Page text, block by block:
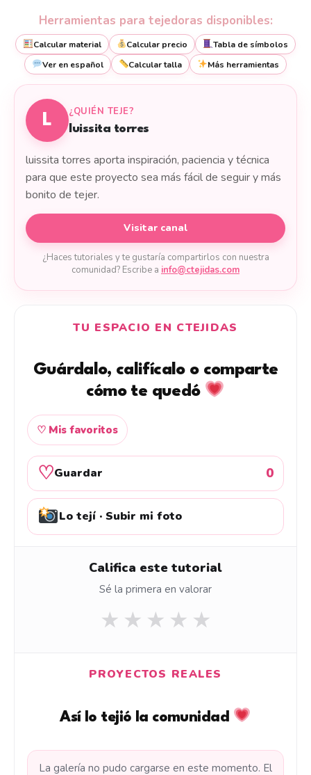
Herramientas para tejedoras disponibles:
Calcular material Calcular precio
Tabla de símbolos
Ver en español
Calcular talla Más herramientas
L
¿QUIÉN TEJE?
luissita torres
luissita torres aporta inspiración, paciencia y técnica
para que este proyecto sea más fácil de seguir y más
bonito de tejer.
Visitar canal
¿Haces tutoriales y te gustaría compartirlos con nuestra
comunidad? Escribe a info@ctejidas.com
TU ESPACIO EN CTEJIDAS
Guárdalo, califícalo o comparte
cómo te quedó
♡ Mis favoritos
♡Guardar 0
Lo tejí · Subir mi foto
Califica este tutorial
Sé la primera en valorar
★ ★ ★ ★ ★
PROYECTOS REALES
Así lo tejió la comunidad
La galería no pudo cargarse en este momento. El